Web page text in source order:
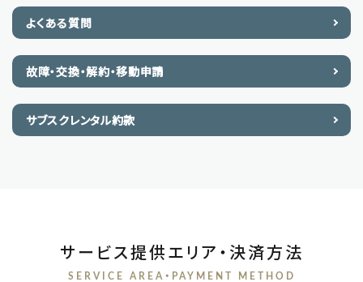
よくある質問
故障・交換・解約・移動申請
サブスクレンタル約款
サービス提供エリア・決済方法
SERVICE AREA・PAYMENT METHOD